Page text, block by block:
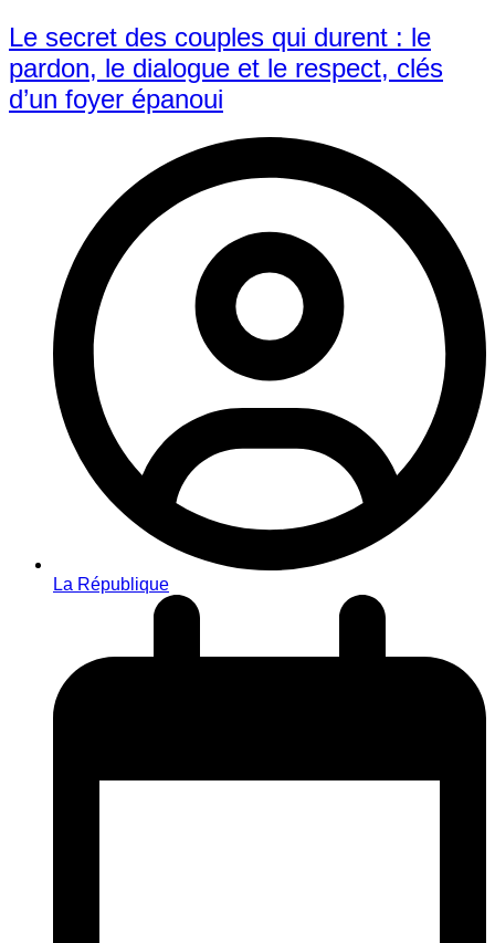
Le secret des couples qui durent : le
pardon, le dialogue et le respect, clés
d’un foyer épanoui
La République